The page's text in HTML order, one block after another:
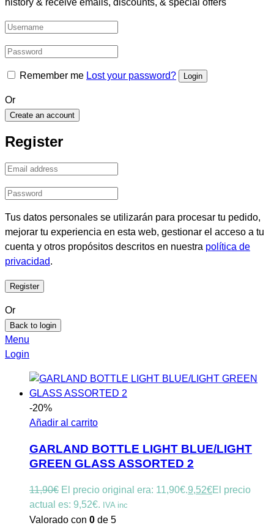
history & receive emails, discounts, & special offers
Remember me Lost your password?
Or
Create an account
Register
Tus datos personales se utilizarán para procesar tu pedido,
mejorar tu experiencia en esta web, gestionar el acceso a tu
cuenta y otros propósitos descritos en nuestra política de
privacidad.
Or
Back to login
Menu
Login
-20%
Añadir al carrito
GARLAND BOTTLE LIGHT BLUE/LIGHT
GREEN GLASS ASSORTED 2
11,90€ El precio original era: 11,90€.9,52€El precio
actual es: 9,52€. IVA inc
Valorado con 0 de 5